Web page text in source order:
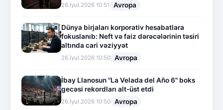
26.İyul.2026 10:51 Avropa
Dünya birjaları korporativ hesabatlara
fokuslanıb: Neft və faiz dərəcələrinin təsiri
altında cari vəziyyət
26.İyul.2026 10:50 Avropa
İbay Llanosun "La Velada del Año 6" boks
gecəsi rekordları alt-üst etdi
26.İyul.2026 10:50 Avropa